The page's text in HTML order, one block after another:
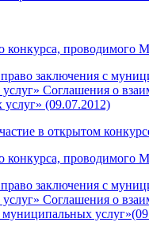
конкурса,
заключения с
Соглашения о
(09.07.2012)
в открытом
конкурса,
заключения с
Соглашения о
муниципальных